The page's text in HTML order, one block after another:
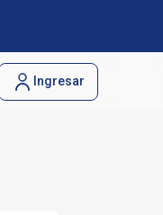
Ingresar